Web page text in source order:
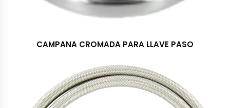
CAMPANA CROMADA PARA LLAVE PASO